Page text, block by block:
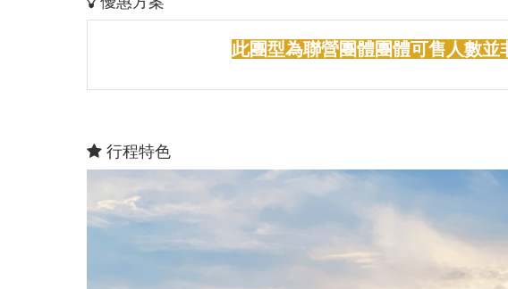
此團型為聯營團體團體可售人數並
行程特色